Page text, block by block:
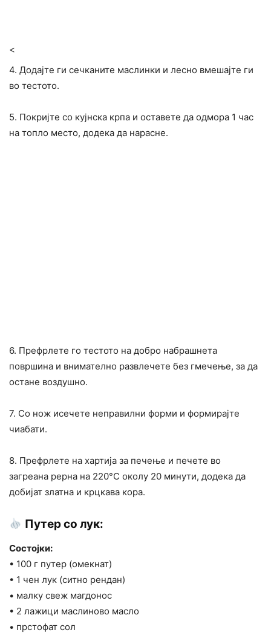
<
4. Додајте ги сечканите маслинки и лесно вмешајте ги
во тестото.
5. Покријте со кујнска крпа и оставете да одмора 1 час
на топло место, додека да нарасне.
6. Префрлете го тестото на добро набрашнета
површина и внимателно развлечете без гмечење, за да
остане воздушно.
7. Со нож исечете неправилни форми и формирајте
чиабати.
8. Префрлете на хартија за печење и печете во
загреана рерна на 220°C околу 20 минути, додека да
добијат златна и крцкава кора.
Путер со лук:
Состојки:
• 100 г путер (омекнат)
• 1 чен лук (ситно рендан)
• малку свеж магдонос
• 2 лажици маслиново масло
• прстофат сол